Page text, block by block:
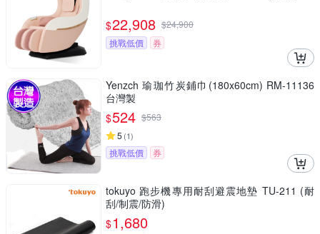
$22,908 $24,900
挑戰低價
券
Yenzch 瑜珈竹炭鋪巾(180x60cm) RM-11136
台灣製
$524 $563
5 (1)
挑戰低價 券
tokuyo 跑步機專用耐刮避震地墊 TU-211 (耐
刮/制震/防滑)
$1,680